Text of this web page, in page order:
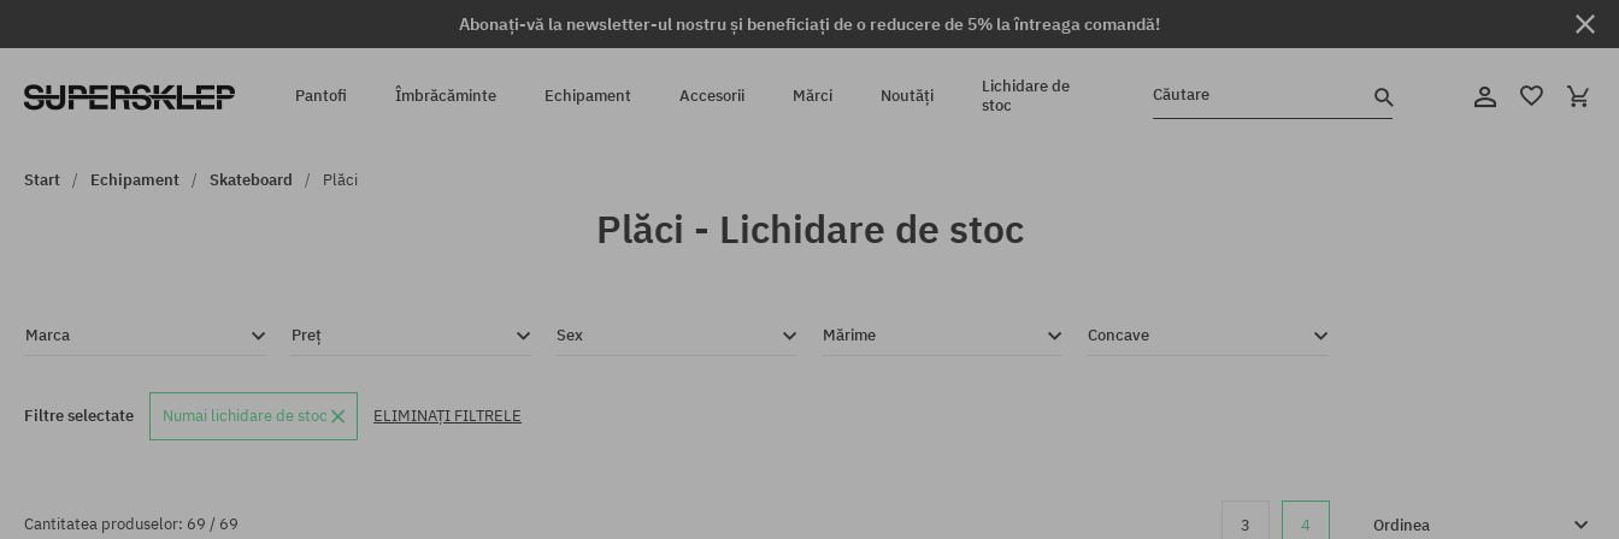
Abonați-vă la newsletter-ul nostru și beneficiați de o reducere de 5% la întreaga comandă!
Pantofi Îmbrăcăminte Echipament Accesorii Mărci Noutăți
Lichidare de
stoc
Căutare
Start Echipament Skateboard Plăci
Plăci - Lichidare de stoc
Marca Preț Sex Mărime Concave
Filtre selectate Numai lichidare de stoc ELIMINAȚI FILTRELE
Cantitatea produselor: 69 / 69 3 4 Ordinea